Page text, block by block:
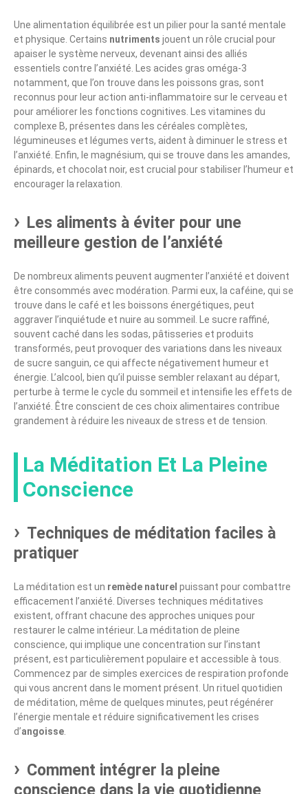
Une alimentation équilibrée est un pilier pour la santé mentale
et physique. Certains nutriments jouent un rôle crucial pour
apaiser le système nerveux, devenant ainsi des alliés
essentiels contre l’anxiété. Les acides gras oméga-3
notamment, que l’on trouve dans les poissons gras, sont
reconnus pour leur action anti-inflammatoire sur le cerveau et
pour améliorer les fonctions cognitives. Les vitamines du
complexe B, présentes dans les céréales complètes,
légumineuses et légumes verts, aident à diminuer le stress et
l’anxiété. Enfin, le magnésium, qui se trouve dans les amandes,
épinards, et chocolat noir, est crucial pour stabiliser l’humeur et
encourager la relaxation.
Les aliments à éviter pour une
meilleure gestion de l’anxiété
De nombreux aliments peuvent augmenter l’anxiété et doivent
être consommés avec modération. Parmi eux, la caféine, qui se
trouve dans le café et les boissons énergétiques, peut
aggraver l’inquiétude et nuire au sommeil. Le sucre raffiné,
souvent caché dans les sodas, pâtisseries et produits
transformés, peut provoquer des variations dans les niveaux
de sucre sanguin, ce qui affecte négativement humeur et
énergie. L’alcool, bien qu’il puisse sembler relaxant au départ,
perturbe à terme le cycle du sommeil et intensifie les effets de
l’anxiété. Être conscient de ces choix alimentaires contribue
grandement à réduire les niveaux de stress et de tension.
La Méditation Et La Pleine
Conscience
Techniques de méditation faciles à
pratiquer
La méditation est un remède naturel puissant pour combattre
efficacement l’anxiété. Diverses techniques méditatives
existent, offrant chacune des approches uniques pour
restaurer le calme intérieur. La méditation de pleine
conscience, qui implique une concentration sur l’instant
présent, est particulièrement populaire et accessible à tous.
Commencez par de simples exercices de respiration profonde
qui vous ancrent dans le moment présent. Un rituel quotidien
de méditation, même de quelques minutes, peut régénérer
l’énergie mentale et réduire significativement les crises
d’angoisse
Comment intégrer la pleine
conscience dans la vie quotidienne